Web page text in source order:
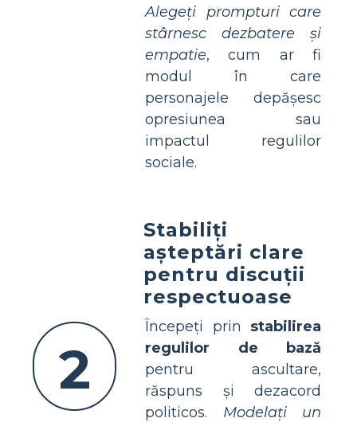
Alegeți prompturi care
stârnesc dezbatere și
empatie, cum ar fi
modul în care
personajele depășesc
opresiunea sau
impactul regulilor
sociale.
2
Stabiliți
așteptări clare
pentru discuții
respectuoase
Începeți prin stabilirea
regulilor de bază
pentru ascultare,
răspuns și dezacord
politicos. Modelați un